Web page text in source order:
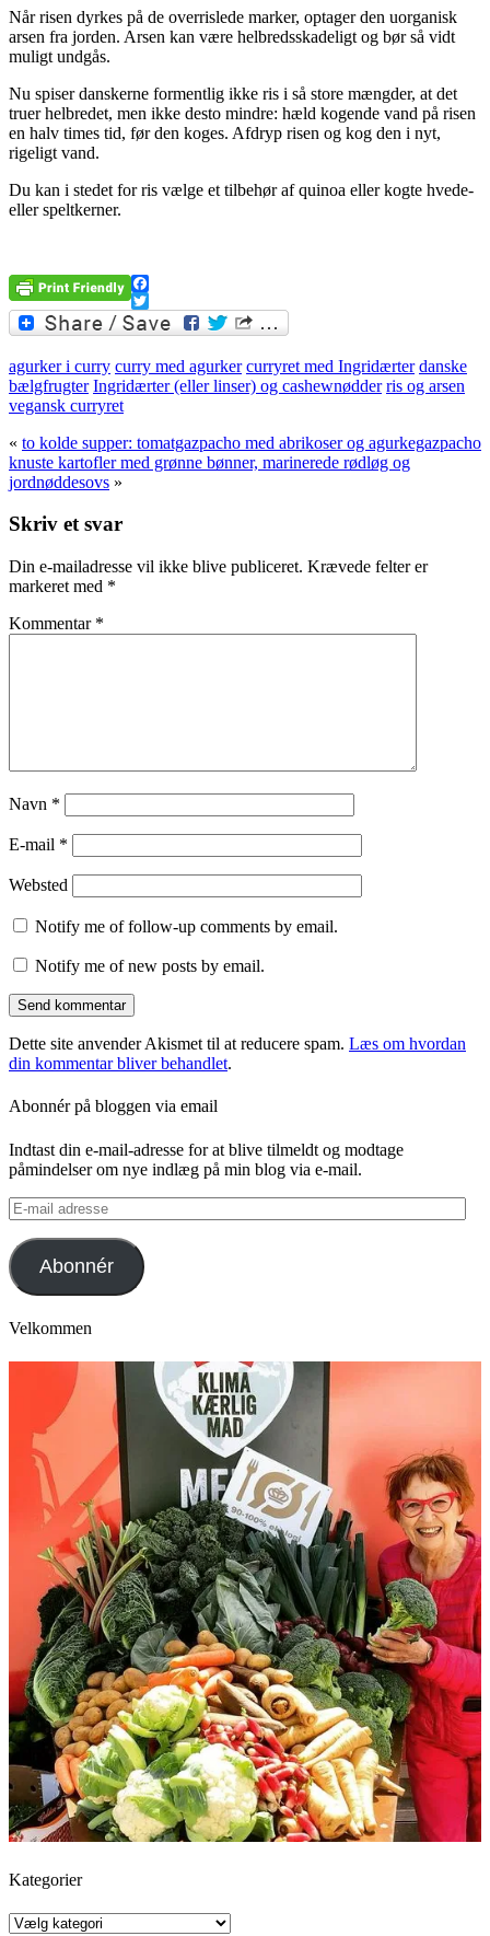
Når risen dyrkes på de overrislede marker, optager den uorganisk
arsen fra jorden. Arsen kan være helbredsskadeligt og bør så vidt
muligt undgås.
Nu spiser danskerne formentlig ikke ris i så store mængder, at det
truer helbredet, men ikke desto mindre: hæld kogende vand på risen
en halv times tid, før den koges. Afdryp risen og kog den i nyt,
rigeligt vand.
Du kan i stedet for ris vælge et tilbehør af quinoa eller kogte hvede-
eller speltkerner.
Facebook
Twitter
agurker i curry curry med agurker curryret med Ingridærter danske
bælgfrugter Ingridærter (eller linser) og cashewnødder ris og arsen
vegansk curryret
« to kolde supper: tomatgazpacho med abrikoser og agurkegazpacho
knuste kartofler med grønne bønner, marinerede rødløg og
jordnøddesovs »
Skriv et svar
Din e-mailadresse vil ikke blive publiceret. Krævede felter er
markeret med *
Kommentar *
Navn *
E-mail *
Websted
Notify me of follow-up comments by email.
Notify me of new posts by email.
Dette site anvender Akismet til at reducere spam. Læs om hvordan
din kommentar bliver behandlet.
Abonnér på bloggen via email
Indtast din e-mail-adresse for at blive tilmeldt og modtage
påmindelser om nye indlæg på min blog via e-mail.
E-
mail
adresse
Abonnér
Velkommen
Kategorier
Kategorier